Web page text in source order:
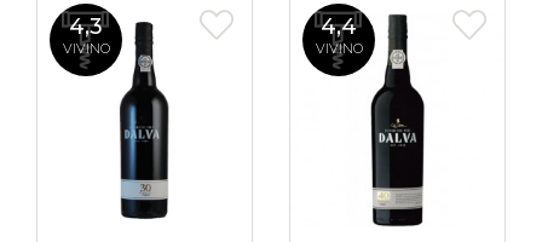
4,3
VIVINO
4,4
VIVINO